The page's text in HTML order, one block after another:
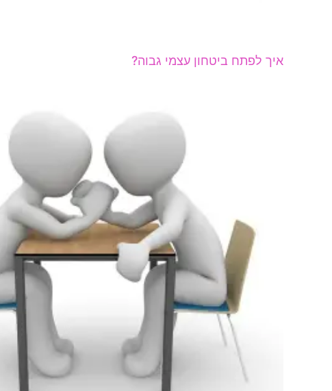
איך לפתח ביטחון עצמי גבוה?